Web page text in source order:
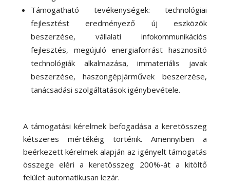
Támogatható tevékenységek: technológiai
fejlesztést eredményező új eszközök
beszerzése, vállalati infokommunikációs
fejlesztés, megújuló energiaforrást hasznosító
technológiák alkalmazása, immateriális javak
beszerzése, haszongépjárművek beszerzése,
tanácsadási szolgáltatások igénybevétele.
A támogatási kérelmek befogadása a keretösszeg
kétszeres mértékéig történik. Amennyiben a
beérkezett kérelmek alapján az igényelt támogatás
összege eléri a keretösszeg 200%-át a kitöltő
felület automatikusan lezár.